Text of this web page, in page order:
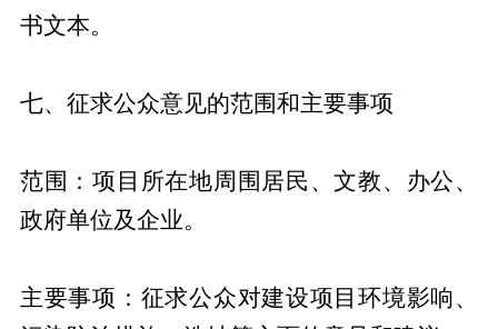
书文本。
七、征求公众意见的范围和主要事项
范围：项目所在地周围居民、文教、办公、
政府单位及企业。
主要事项：征求公众对建设项目环境影响、